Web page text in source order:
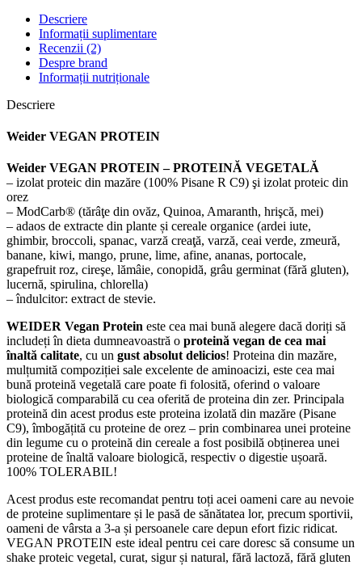
Descriere
Informații suplimentare
Recenzii (2)
Despre brand
Informații nutriționale
Descriere
Weider VEGAN PROTEIN
Weider VEGAN PROTEIN – PROTEINĂ VEGETALĂ
– izolat proteic din mazăre (100% Pisane R C9) şi izolat proteic din
orez
– ModCarb® (tărâţe din ovăz, Quinoa, Amaranth, hrişcă, mei)
– adaos de extracte din plante și cereale organice (ardei iute,
ghimbir, broccoli, spanac, varză creaţă, varză, ceai verde, zmeură,
banane, kiwi, mango, prune, lime, afine, ananas, portocale,
grapefruit roz, cireşe, lămâie, conopidă, grâu germinat (fără gluten),
lucernă, spirulina, chlorella)
– îndulcitor: extract de stevie.
WEIDER Vegan Protein este cea mai bună alegere dacă doriți să
includeți în dieta dumneavoastră o proteină vegan de cea mai
înaltă calitate, cu un gust absolut delicios! Proteina din mazăre,
mulțumită compoziției sale excelente de aminoacizi, este cea mai
bună proteină vegetală care poate fi folosită, oferind o valoare
biologică comparabilă cu cea oferită de proteina din zer. Principala
proteină din acest produs este proteina izolată din mazăre (Pisane
C9), îmbogățită cu proteine ​​de orez – prin combinarea unei proteine
din legume cu o proteină din cereale a fost posibilă obținerea unei
proteine de înaltă valoare biologică, respectiv o digestie ușoară.
100% TOLERABIL!
Acest produs este recomandat pentru toți acei oameni care au nevoie
de proteine ​​suplimentare și le pasă de sănătatea lor, precum sportivii,
oameni de vârsta a 3-a și persoanele care depun efort fizic ridicat.
VEGAN PROTEIN este ideal pentru cei care doresc să consume un
shake proteic vegetal, curat, sigur și natural, fără lactoză, fără gluten